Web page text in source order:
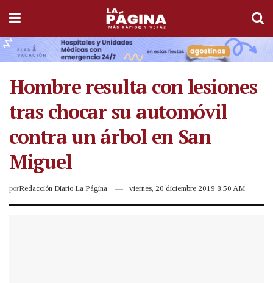
Hombre resulta con lesiones
tras chocar su automóvil
contra un árbol en San
Miguel
porRedacción Diario La Página viernes, 20 diciembre 2019 8:50 AM